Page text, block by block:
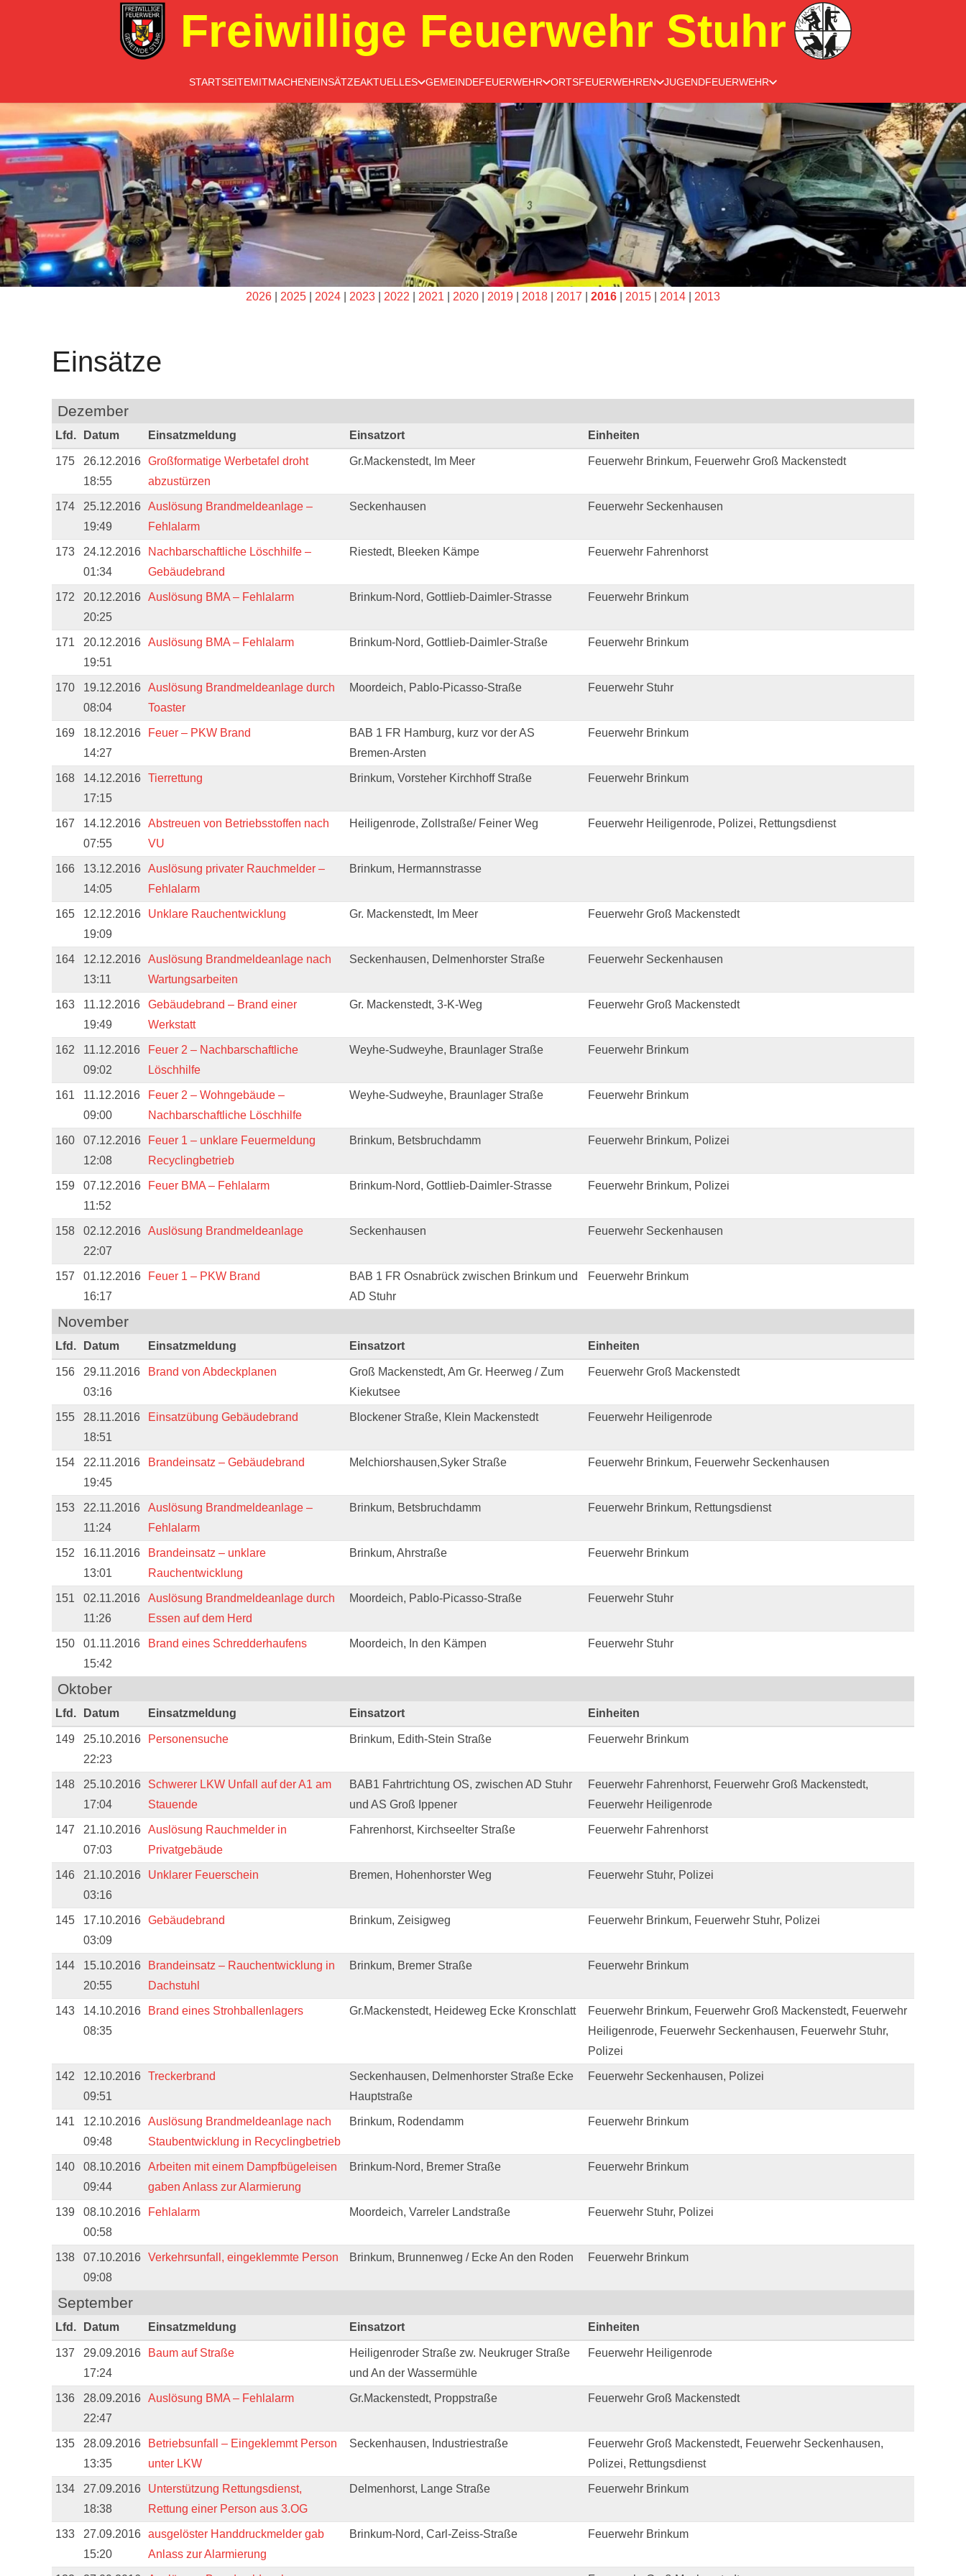
Freiwillige Feuerwehr Stuhr
STARTSEITEMITMACHENEINSÄTZEAKTUELLES GEMEINDEFEUERWEHR ORTSFEUERWEHREN JUGENDFEUERWEHR
2026 2025 2024 2023 2022 2021 2020 2019 2018 2017 2016 2015 2014 2013
Einsätze
Dezember
Lfd. Datum Einsatzmeldung Einsatzort Einheiten
175
26.12.2016
18:55
Großformatige Werbetafel droht
abzustürzen
Gr.Mackenstedt, Im Meer Feuerwehr Brinkum, Feuerwehr Groß Mackenstedt
174
25.12.2016
19:49
Auslösung Brandmeldeanlage –
Fehlalarm
Seckenhausen Feuerwehr Seckenhausen
173
24.12.2016
01:34
Nachbarschaftliche Löschhilfe –
Gebäudebrand
Riestedt, Bleeken Kämpe Feuerwehr Fahrenhorst
172
20.12.2016
20:25
Auslösung BMA – Fehlalarm Brinkum-Nord, Gottlieb-Daimler-Strasse Feuerwehr Brinkum
171
20.12.2016
19:51
Auslösung BMA – Fehlalarm Brinkum-Nord, Gottlieb-Daimler-Straße Feuerwehr Brinkum
170
19.12.2016
08:04
Auslösung Brandmeldeanlage durch
Toaster
Moordeich, Pablo-Picasso-Straße Feuerwehr Stuhr
169
18.12.2016
14:27
Feuer – PKW Brand
BAB 1 FR Hamburg, kurz vor der AS
Bremen-Arsten
Feuerwehr Brinkum
168
14.12.2016
17:15
Tierrettung Brinkum, Vorsteher Kirchhoff Straße Feuerwehr Brinkum
167
14.12.2016
07:55
Abstreuen von Betriebsstoffen nach
VU
Heiligenrode, Zollstraße/ Feiner Weg Feuerwehr Heiligenrode, Polizei, Rettungsdienst
166
13.12.2016
14:05
Auslösung privater Rauchmelder –
Fehlalarm
Brinkum, Hermannstrasse
165
12.12.2016
19:09
Unklare Rauchentwicklung Gr. Mackenstedt, Im Meer Feuerwehr Groß Mackenstedt
164
12.12.2016
13:11
Auslösung Brandmeldeanlage nach
Wartungsarbeiten
Seckenhausen, Delmenhorster Straße Feuerwehr Seckenhausen
163
11.12.2016
19:49
Gebäudebrand – Brand einer
Werkstatt
Gr. Mackenstedt, 3-K-Weg Feuerwehr Groß Mackenstedt
162
11.12.2016
09:02
Feuer 2 – Nachbarschaftliche
Löschhilfe
Weyhe-Sudweyhe, Braunlager Straße Feuerwehr Brinkum
161
11.12.2016
09:00
Feuer 2 – Wohngebäude –
Nachbarschaftliche Löschhilfe
Weyhe-Sudweyhe, Braunlager Straße Feuerwehr Brinkum
160
07.12.2016
12:08
Feuer 1 – unklare Feuermeldung
Recyclingbetrieb
Brinkum, Betsbruchdamm Feuerwehr Brinkum, Polizei
159
07.12.2016
11:52
Feuer BMA – Fehlalarm Brinkum-Nord, Gottlieb-Daimler-Strasse Feuerwehr Brinkum, Polizei
158
02.12.2016
22:07
Auslösung Brandmeldeanlage Seckenhausen Feuerwehr Seckenhausen
157
01.12.2016
16:17
Feuer 1 – PKW Brand
BAB 1 FR Osnabrück zwischen Brinkum und
AD Stuhr
Feuerwehr Brinkum
November
Lfd. Datum Einsatzmeldung Einsatzort Einheiten
156
29.11.2016
03:16
Brand von Abdeckplanen
Groß Mackenstedt, Am Gr. Heerweg / Zum
Kiekutsee
Feuerwehr Groß Mackenstedt
155
28.11.2016
18:51
Einsatzübung Gebäudebrand Blockener Straße, Klein Mackenstedt Feuerwehr Heiligenrode
154
22.11.2016
19:45
Brandeinsatz – Gebäudebrand Melchiorshausen,Syker Straße Feuerwehr Brinkum, Feuerwehr Seckenhausen
153
22.11.2016
11:24
Auslösung Brandmeldeanlage –
Fehlalarm
Brinkum, Betsbruchdamm Feuerwehr Brinkum, Rettungsdienst
152
16.11.2016
13:01
Brandeinsatz – unklare
Rauchentwicklung
Brinkum, Ahrstraße Feuerwehr Brinkum
151
02.11.2016
11:26
Auslösung Brandmeldeanlage durch
Essen auf dem Herd
Moordeich, Pablo-Picasso-Straße Feuerwehr Stuhr
150
01.11.2016
15:42
Brand eines Schredderhaufens Moordeich, In den Kämpen Feuerwehr Stuhr
Oktober
Lfd. Datum Einsatzmeldung Einsatzort Einheiten
149
25.10.2016
22:23
Personensuche Brinkum, Edith-Stein Straße Feuerwehr Brinkum
148
25.10.2016
17:04
Schwerer LKW Unfall auf der A1 am
Stauende
BAB1 Fahrtrichtung OS, zwischen AD Stuhr
und AS Groß Ippener
Feuerwehr Fahrenhorst, Feuerwehr Groß Mackenstedt,
Feuerwehr Heiligenrode
147
21.10.2016
07:03
Auslösung Rauchmelder in
Privatgebäude
Fahrenhorst, Kirchseelter Straße Feuerwehr Fahrenhorst
146
21.10.2016
03:16
Unklarer Feuerschein Bremen, Hohenhorster Weg Feuerwehr Stuhr, Polizei
145
17.10.2016
03:09
Gebäudebrand Brinkum, Zeisigweg Feuerwehr Brinkum, Feuerwehr Stuhr, Polizei
144
15.10.2016
20:55
Brandeinsatz – Rauchentwicklung in
Dachstuhl
Brinkum, Bremer Straße Feuerwehr Brinkum
143
14.10.2016
08:35
Brand eines Strohballenlagers Gr.Mackenstedt, Heideweg Ecke Kronschlatt
Feuerwehr Brinkum, Feuerwehr Groß Mackenstedt, Feuerwehr
Heiligenrode, Feuerwehr Seckenhausen, Feuerwehr Stuhr,
Polizei
142
12.10.2016
09:51
Treckerbrand
Seckenhausen, Delmenhorster Straße Ecke
Hauptstraße
Feuerwehr Seckenhausen, Polizei
141
12.10.2016
09:48
Auslösung Brandmeldeanlage nach
Staubentwicklung in Recyclingbetrieb
Brinkum, Rodendamm Feuerwehr Brinkum
140
08.10.2016
09:44
Arbeiten mit einem Dampfbügeleisen
gaben Anlass zur Alarmierung
Brinkum-Nord, Bremer Straße Feuerwehr Brinkum
139
08.10.2016
00:58
Fehlalarm Moordeich, Varreler Landstraße Feuerwehr Stuhr, Polizei
138
07.10.2016
09:08
Verkehrsunfall, eingeklemmte Person Brinkum, Brunnenweg / Ecke An den Roden Feuerwehr Brinkum
September
Lfd. Datum Einsatzmeldung Einsatzort Einheiten
137
29.09.2016
17:24
Baum auf Straße
Heiligenroder Straße zw. Neukruger Straße
und An der Wassermühle
Feuerwehr Heiligenrode
136
28.09.2016
22:47
Auslösung BMA – Fehlalarm Gr.Mackenstedt, Proppstraße Feuerwehr Groß Mackenstedt
135
28.09.2016
13:35
Betriebsunfall – Eingeklemmt Person
unter LKW
Seckenhausen, Industriestraße
Feuerwehr Groß Mackenstedt, Feuerwehr Seckenhausen,
Polizei, Rettungsdienst
134
27.09.2016
18:38
Unterstützung Rettungsdienst,
Rettung einer Person aus 3.OG
Delmenhorst, Lange Straße Feuerwehr Brinkum
133
27.09.2016
15:20
ausgelöster Handdruckmelder gab
Anlass zur Alarmierung
Brinkum-Nord, Carl-Zeiss-Straße Feuerwehr Brinkum